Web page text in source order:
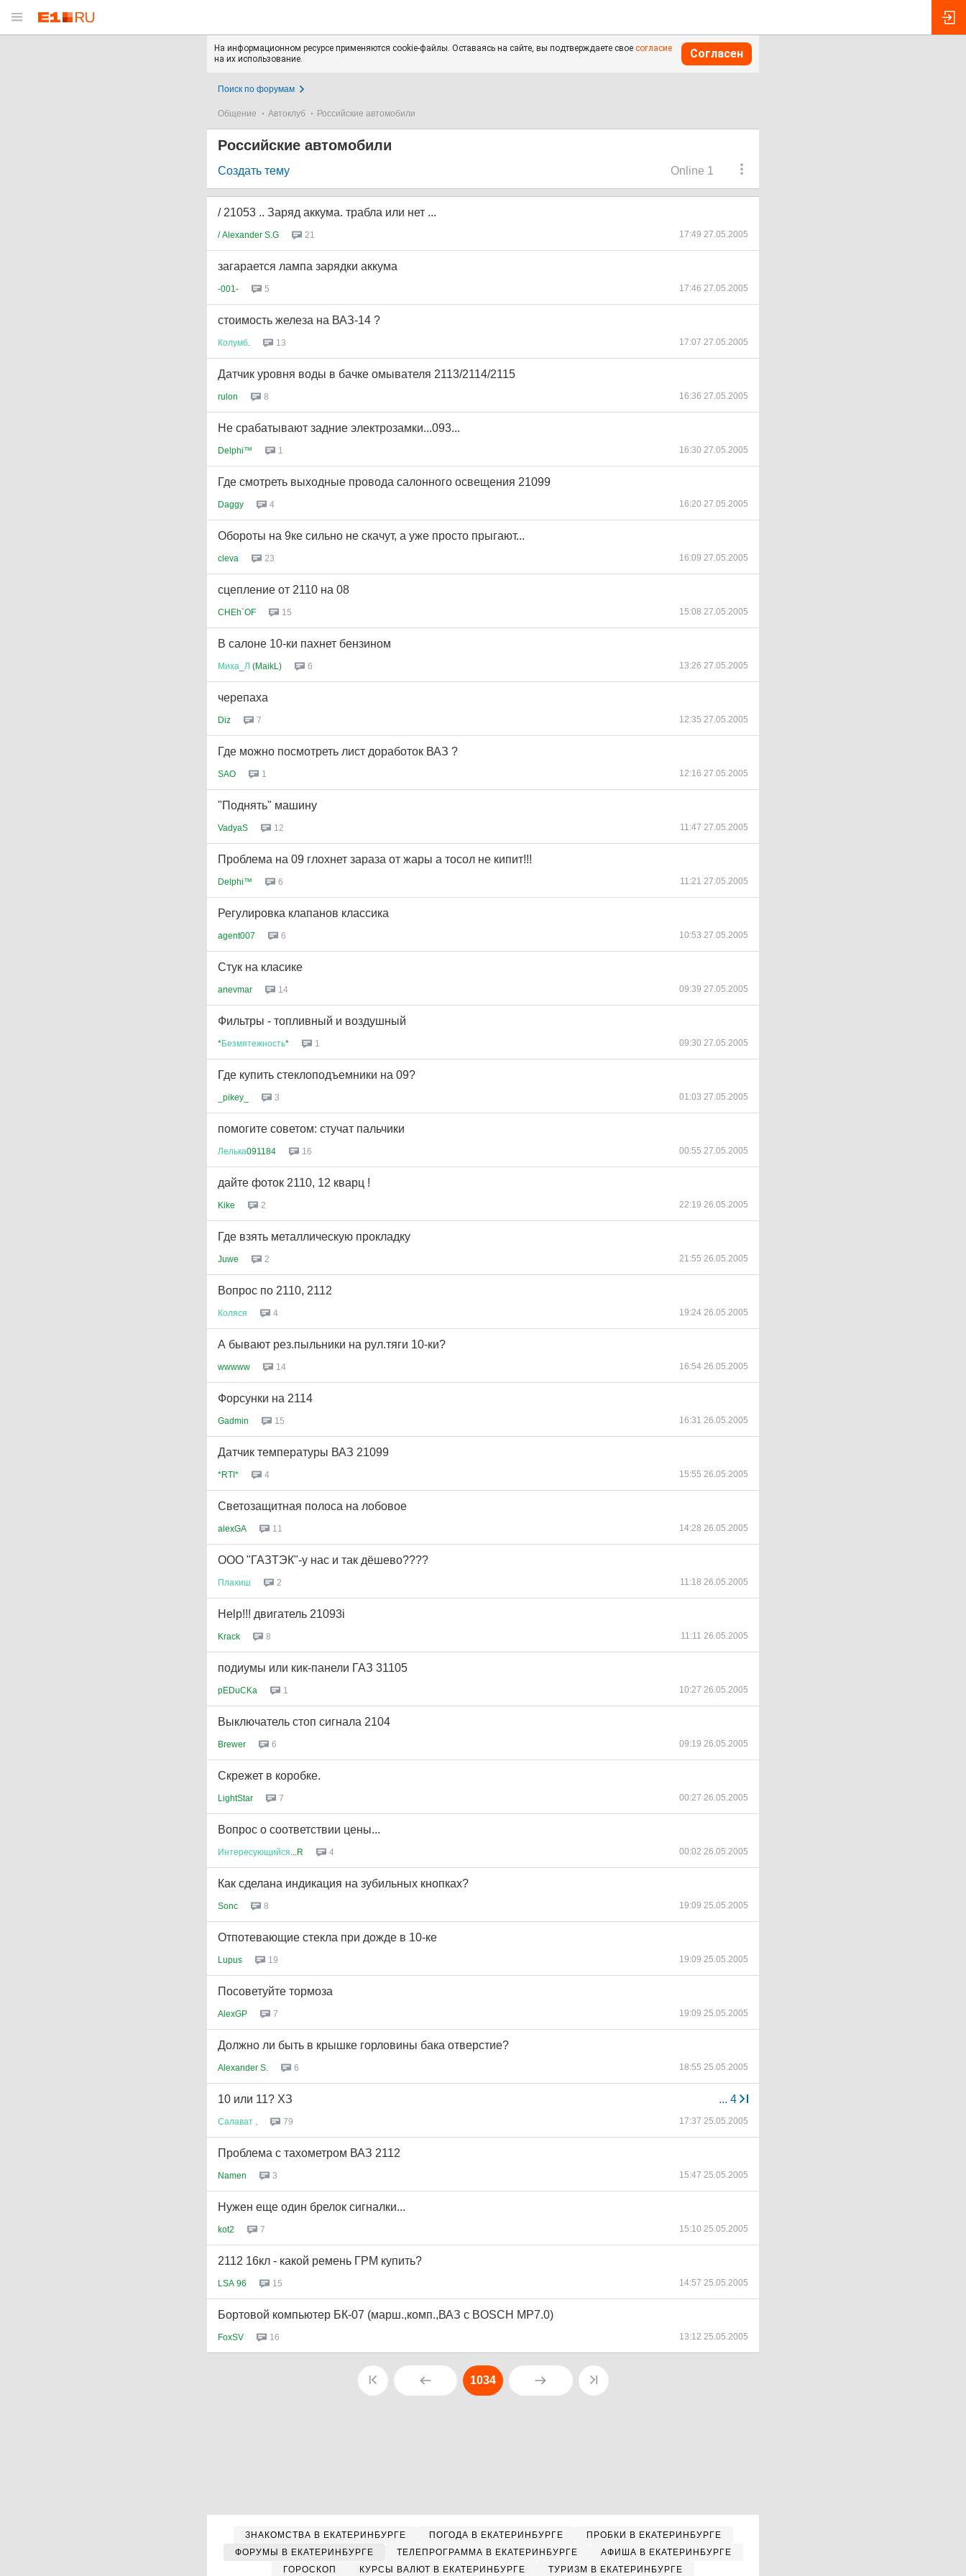
На информационном ресурсе применяются cookie-файлы. Оставаясь на сайте, вы подтверждаете свое согласие
на их использование.
Согласен
Поиск по форумам
Общение Автоклуб Российские автомобили
Российские автомобили
Online 1
Создать тему
/ 21053 .. Заряд аккума. трабла или нет ...
/ Alexander S.G 21 17:49 27.05.2005
загарается лампа зарядки аккума
-001- 5 17:46 27.05.2005
стоимость железа на ВАЗ-14 ?
Колумб 13 17:07 27.05.2005
Датчик уровня воды в бачке омывателя 2113/2114/2115
rulon 8 16:36 27.05.2005
Не срабатывают задние электрозамки...093...
Delphi™ 1 16:30 27.05.2005
Где смотреть выходные провода салонного освещения 21099
Daggy 4 16:20 27.05.2005
Обороты на 9ке сильно не скачут, а уже просто прыгают...
cleva 23 16:09 27.05.2005
сцепление от 2110 на 08
CHEh`OF 15 15:08 27.05.2005
В салоне 10-ки пахнет бензином
Миха Л (MaikL) 6 13:26 27.05.2005
черепаха
Diz 7 12:35 27.05.2005
Где можно посмотреть лист доработок ВАЗ ?
SAO 1 12:16 27.05.2005
"Поднять" машину
VadyaS 12 11:47 27.05.2005
Проблема на 09 глохнет зараза от жары а тосол не кипит!!!
Delphi™ 6 11:21 27.05.2005
Регулировка клапанов классика
agent007 6 10:53 27.05.2005
Стук на класике
anevmar 14 09:39 27.05.2005
Фильтры - топливный и воздушный
*Безмятежность* 1 09:30 27.05.2005
Где купить стеклоподъемники на 09?
_pikey_ 3 01:03 27.05.2005
помогите советом: стучат пальчики
Лелька091184 16 00:55 27.05.2005
дайте фоток 2110, 12 кварц !
Kike 2 22:19 26.05.2005
Где взять металлическую прокладку
Juwe 2 21:55 26.05.2005
Вопрос по 2110, 2112
Коляся 4 19:24 26.05.2005
А бывают рез.пыльники на рул.тяги 10-ки?
wwwww 14 16:54 26.05.2005
Форсунки на 2114
Gadmin 15 16:31 26.05.2005
Датчик температуры ВАЗ 21099
*RTI* 4 15:55 26.05.2005
Светозащитная полоса на лобовое
alexGA 11 14:28 26.05.2005
ООО "ГАЗТЭК"-у нас и так дёшево????
Плахиш 2 11:18 26.05.2005
Help!!! двигатель 21093i
Krack 8 11:11 26.05.2005
подиумы или кик-панели ГАЗ 31105
pEDuCKa 1 10:27 26.05.2005
Выключатель стоп сигнала 2104
Brewer 6 09:19 26.05.2005
Скрежет в коробке.
LightStar 7 00:27 26.05.2005
Вопрос о соответствии цены...
Интересующийся ...R 4 00:02 26.05.2005
Как сделана индикация на зубильных кнопках?
Sonc 8 19:09 25.05.2005
Отпотевающие стекла при дожде в 10-ке
Lupus 19 19:09 25.05.2005
Посоветуйте тормоза
AlexGP 7 19:09 25.05.2005
Должно ли быть в крышке горловины бака отверстие?
Alexander S. 6 18:55 25.05.2005
... 4
10 или 11? ХЗ
Салават 79 17:37 25.05.2005
Проблема с тахометром ВАЗ 2112
Namen 3 15:47 25.05.2005
Нужен еще один брелок сигналки...
kot2 7 15:10 25.05.2005
2112 16кл - какой ремень ГРМ купить?
LSA 96 15 14:57 25.05.2005
Бортовой компьютер БК-07 (марш.,комп.,ВАЗ с BOSCH МР7.0)
FoxSV 16 13:12 25.05.2005
1034
ЗНАКОМСТВА В ЕКАТЕРИНБУРГЕ ПОГОДА В ЕКАТЕРИНБУРГЕ
ПРОБКИ В ЕКАТЕРИНБУРГЕ
ФОРУМЫ В ЕКАТЕРИНБУРГЕ
ТЕЛЕПРОГРАММА В ЕКАТЕРИНБУРГЕ
АФИША В ЕКАТЕРИНБУРГЕ
ГОРОСКОП
КУРСЫ ВАЛЮТ В ЕКАТЕРИНБУРГЕ ТУРИЗМ В ЕКАТЕРИНБУРГЕ